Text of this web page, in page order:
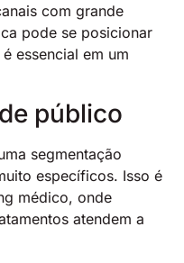
com grande
pode se posicionar
essencial em um
público
segmentação
específicos. Isso é
médico, onde
atendem a